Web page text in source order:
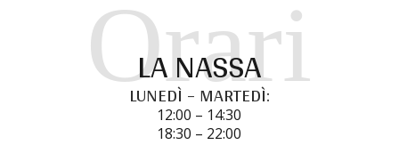
Orari
LA NASSA
LUNEDÌ – MARTEDÌ:
12:00 – 14:30
18:30 – 22:00